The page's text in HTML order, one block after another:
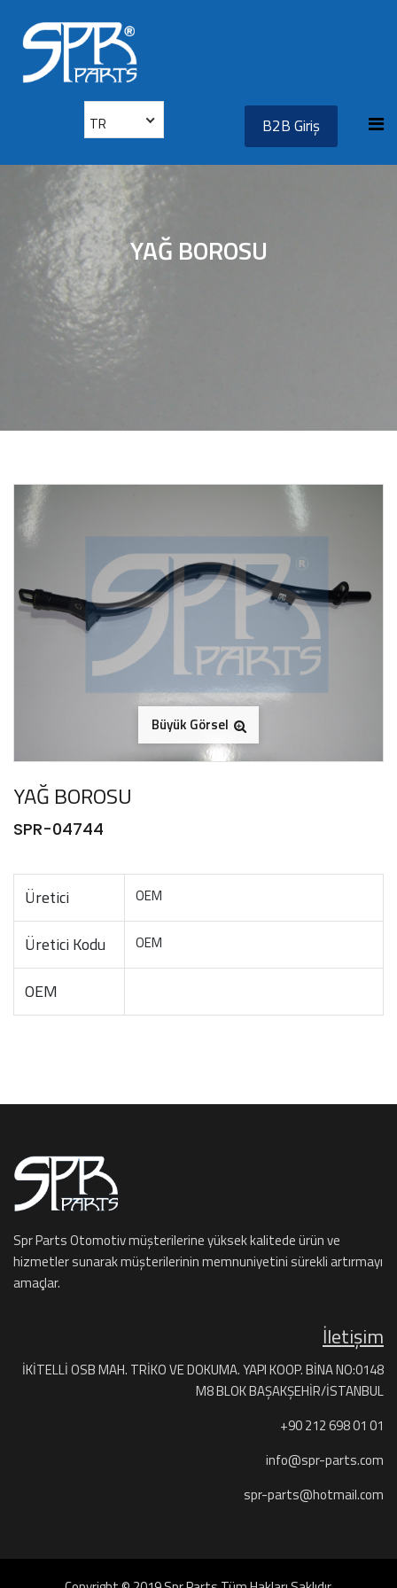
TR B2B Giriş
YAĞ BOROSU
Büyük Görsel
YAĞ BOROSU
SPR-04744
Üretici OEM
Üretici Kodu OEM
OEM
Spr Parts Otomotiv müşterilerine yüksek kalitede ürün ve
hizmetler sunarak müşterilerinin memnuniyetini sürekli artırmayı
amaçlar.
İletişim
İKİTELLİ OSB MAH. TRİKO VE DOKUMA. YAPI KOOP. BİNA NO:0148
M8 BLOK BAŞAKŞEHİR/İSTANBUL
+90 212 698 01 01
info@spr-parts.com
spr-parts@hotmail.com